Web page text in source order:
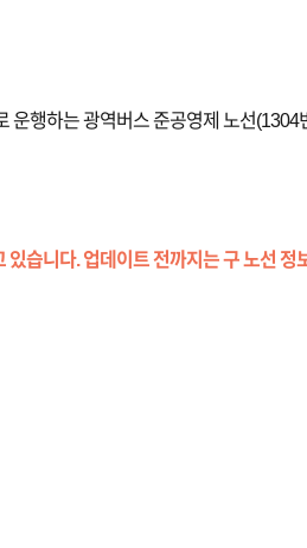
행하는 광역버스 준공영제 노선(1304
습니다. 업데이트 전까지는 구 노선 정